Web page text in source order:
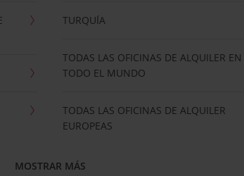
TURQUÍA
TODAS LAS OFICINAS DE ALQUILER EN
TODO EL MUNDO
TODAS LAS OFICINAS DE ALQUILER
EUROPEAS
MOSTRAR MÁS